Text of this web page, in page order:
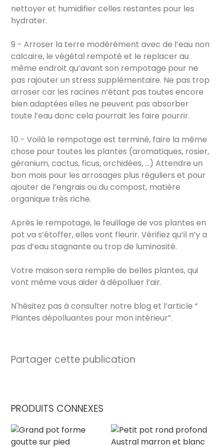
nettoyer et humidifier celles restantes pour les
hydrater.
9 - Arroser la terre modérément avec de l’eau non
calcaire, le végétal rempoté et le replacer au
même endroit qu’avant son rempotage pour ne
pas rajouter un stress supplémentaire. Ne pas trop
arroser car les racines n’étant pas toutes encore
bien adaptées elles ne peuvent pas absorber
toute l’eau donc cela pourrait les faire pourrir.
10 - Voilà le rempotage est terminé, faire la même
chose pour toutes les plantes (aromatiques, rosier,
géranium, cactus, ficus, orchidées, …) Attendre un
bon mois pour les arrosages plus réguliers et pour
ajouter de l’engrais ou du compost, matière
organique très riche.
Après le rempotage, le feuillage de vos plantes en
pot va s’étoffer, elles vont fleurir. Vérifiez qu’il n’y a
pas d’eau stagnante ou trop de luminosité.
Votre maison sera remplie de belles plantes, qui
vont même vous aider à dépolluer l’air.
N'hésitez pas à consulter notre blog et l’article “
Plantes dépolluantes pour mon intérieur”.
Partager cette publication
PRODUITS CONNEXES